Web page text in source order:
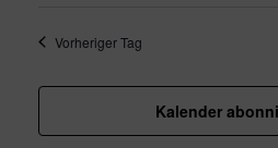
2025
Vorheriger Tag
Kalender